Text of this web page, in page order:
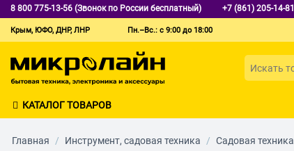
8 800 775-13-56 (Звонок по России бесплатный) +7 (861) 205-14-81
Крым, ЮФО, ДНР, ЛНР Пн.–Вс.: с 9:00 до 18:00
КАТАЛОГ ТОВАРОВ
Главная / Инструмент, садовая техника / Садовая техника